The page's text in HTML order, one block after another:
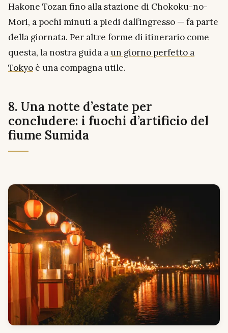
Hakone Tozan fino alla stazione di Chokoku-no-
Mori, a pochi minuti a piedi dall’ingresso — fa parte
della giornata. Per altre forme di itinerario come
questa, la nostra guida a un giorno perfetto a
Tokyo è una compagna utile.
8. Una notte d’estate per
concludere: i fuochi d’artificio del
fiume Sumida